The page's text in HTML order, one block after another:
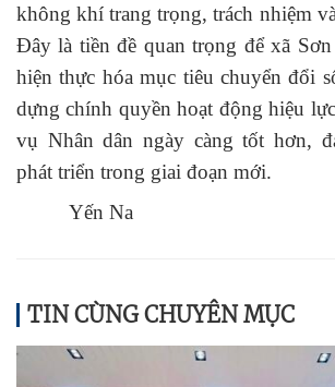
không khí trang trọng, trách nhiệm
Đây là tiền đề quan trọng để xã
hiện thực hóa mục tiêu chuyển đổi
dựng chính quyền hoạt động hiệu
vụ Nhân dân ngày càng tốt hơn,
phát triển trong giai đoạn mới.
Yến Na
TIN CÙNG CHUYÊN MỤC